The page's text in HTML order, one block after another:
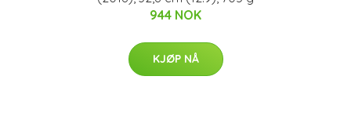
944 NOK
KJØP NÅ